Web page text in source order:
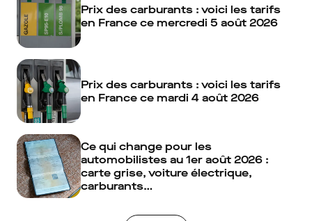
Prix des carburants : voici les tarifs
en France ce mercredi 5 août 2026
Prix des carburants : voici les tarifs
en France ce mardi 4 août 2026
Ce qui change pour les
automobilistes au 1er août 2026 :
carte grise, voiture électrique,
carburants…